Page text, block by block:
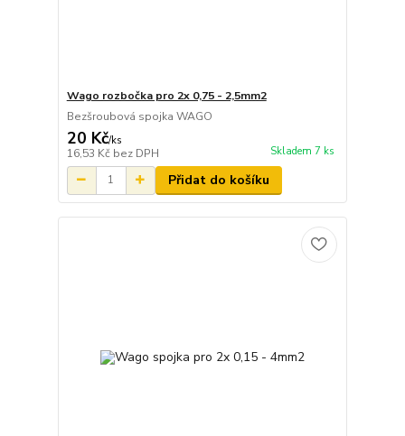
Wago rozbočka pro 2x 0,75 - 2,5mm2
Bezšroubová spojka WAGO
20 Kč/ks
16,53 Kč bez DPH Skladem 7 ks
Přidat do košíku